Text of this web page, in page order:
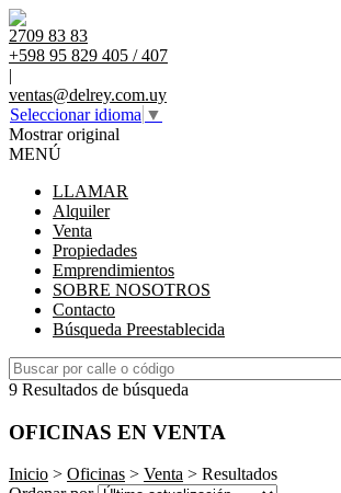
2709 83 83
+598 95 829 405 / 407
|
ventas@delrey.com.uy
Seleccionar idioma ▼
Mostrar original
MENÚ
LLAMAR
Alquiler
Venta
Propiedades
Emprendimientos
SOBRE NOSOTROS
Contacto
Búsqueda Preestablecida
9 Resultados de búsqueda
OFICINAS EN VENTA
Inicio > Oficinas > Venta > Resultados